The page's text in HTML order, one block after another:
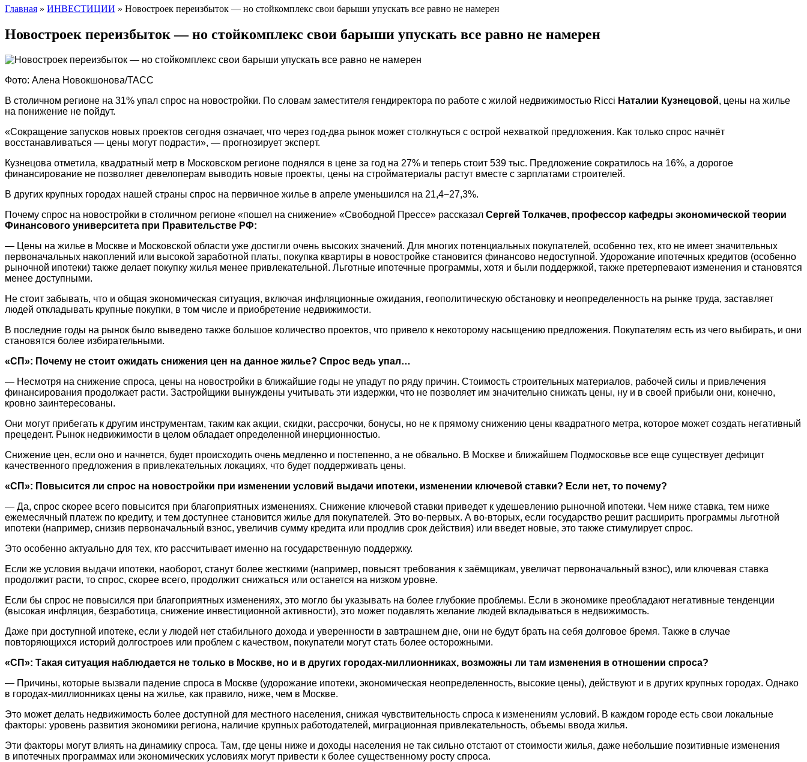
Главная » ИНВЕСТИЦИИ » Новостроек переизбыток — но стойкомплекс свои барыши упускать все равно не намерен
Новостроек переизбыток — но стойкомплекс свои барыши упускать все равно не намерен
Фото: Алена Новокшонова/ТАСС
В столичном регионе на 31% упал спрос на новостройки. По словам заместителя гендиректора по работе с жилой недвижимостью Ricci Наталии Кузнецовой, цены на жилье
на понижение не пойдут.
«Сокращение запусков новых проектов сегодня означает, что через год-два рынок может столкнуться с острой нехваткой предложения. Как только спрос начнёт
восстанавливаться — цены могут подрасти», — прогнозирует эксперт.
Кузнецова отметила, квадратный метр в Московском регионе поднялся в цене за год на 27% и теперь стоит 539 тыс. Предложение сократилось на 16%, а дорогое
финансирование не позволяет девелоперам выводить новые проекты, цены на стройматериалы растут вместе с зарплатами строителей.
В других крупных городах нашей страны спрос на первичное жилье в апреле уменьшился на 21,4−27,3%.
Почему спрос на новостройки в столичном регионе «пошел на снижение» «Свободной Прессе» рассказал Сергей Толкачев, профессор кафедры экономической теории
Финансового университета при Правительстве РФ:
— Цены на жилье в Москве и Московской области уже достигли очень высоких значений. Для многих потенциальных покупателей, особенно тех, кто не имеет значительных
первоначальных накоплений или высокой заработной платы, покупка квартиры в новостройке становится финансово недоступной. Удорожание ипотечных кредитов (особенно
рыночной ипотеки) также делает покупку жилья менее привлекательной. Льготные ипотечные программы, хотя и были поддержкой, также претерпевают изменения и становятся
менее доступными.
Не стоит забывать, что и общая экономическая ситуация, включая инфляционные ожидания, геополитическую обстановку и неопределенность на рынке труда, заставляет
людей откладывать крупные покупки, в том числе и приобретение недвижимости.
В последние годы на рынок было выведено также большое количество проектов, что привело к некоторому насыщению предложения. Покупателям есть из чего выбирать, и они
становятся более избирательными.
«СП»: Почему не стоит ожидать снижения цен на данное жилье? Спрос ведь упал…
— Несмотря на снижение спроса, цены на новостройки в ближайшие годы не упадут по ряду причин. Стоимость строительных материалов, рабочей силы и привлечения
финансирования продолжает расти. Застройщики вынуждены учитывать эти издержки, что не позволяет им значительно снижать цены, ну и в своей прибыли они, конечно,
кровно заинтересованы.
Они могут прибегать к другим инструментам, таким как акции, скидки, рассрочки, бонусы, но не к прямому снижению цены квадратного метра, которое может создать негативный
прецедент. Рынок недвижимости в целом обладает определенной инерционностью.
Снижение цен, если оно и начнется, будет происходить очень медленно и постепенно, а не обвально. В Москве и ближайшем Подмосковье все еще существует дефицит
качественного предложения в привлекательных локациях, что будет поддерживать цены.
«СП»: Повысится ли спрос на новостройки при изменении условий выдачи ипотеки, изменении ключевой ставки? Если нет, то почему?
— Да, спрос скорее всего повысится при благоприятных изменениях. Снижение ключевой ставки приведет к удешевлению рыночной ипотеки. Чем ниже ставка, тем ниже
ежемесячный платеж по кредиту, и тем доступнее становится жилье для покупателей. Это во-первых. А во-вторых, если государство решит расширить программы льготной
ипотеки (например, снизив первоначальный взнос, увеличив сумму кредита или продлив срок действия) или введет новые, это также стимулирует спрос.
Это особенно актуально для тех, кто рассчитывает именно на государственную поддержку.
Если же условия выдачи ипотеки, наоборот, станут более жесткими (например, повысят требования к заёмщикам, увеличат первоначальный взнос), или ключевая ставка
продолжит расти, то спрос, скорее всего, продолжит снижаться или останется на низком уровне.
Если бы спрос не повысился при благоприятных изменениях, это могло бы указывать на более глубокие проблемы. Если в экономике преобладают негативные тенденции
(высокая инфляция, безработица, снижение инвестиционной активности), это может подавлять желание людей вкладываться в недвижимость.
Даже при доступной ипотеке, если у людей нет стабильного дохода и уверенности в завтрашнем дне, они не будут брать на себя долговое бремя. Также в случае
повторяющихся историй долгостроев или проблем с качеством, покупатели могут стать более осторожными.
«СП»: Такая ситуация наблюдается не только в Москве, но и в других городах-миллионниках, возможны ли там изменения в отношении спроса?
— Причины, которые вызвали падение спроса в Москве (удорожание ипотеки, экономическая неопределенность, высокие цены), действуют и в других крупных городах. Однако
в городах-миллионниках цены на жилье, как правило, ниже, чем в Москве.
Это может делать недвижимость более доступной для местного населения, снижая чувствительность спроса к изменениям условий. В каждом городе есть свои локальные
факторы: уровень развития экономики региона, наличие крупных работодателей, миграционная привлекательность, объемы ввода жилья.
Эти факторы могут влиять на динамику спроса. Там, где цены ниже и доходы населения не так сильно отстают от стоимости жилья, даже небольшие позитивные изменения
в ипотечных программах или экономических условиях могут привести к более существенному росту спроса.